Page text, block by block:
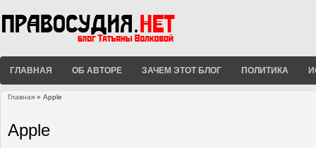
ГЛАВНАЯ ОБ АВТОРЕ ЗАЧЕМ ЭТОТ БЛОГ ПОЛИТИКА
Главная » Apple
Apple